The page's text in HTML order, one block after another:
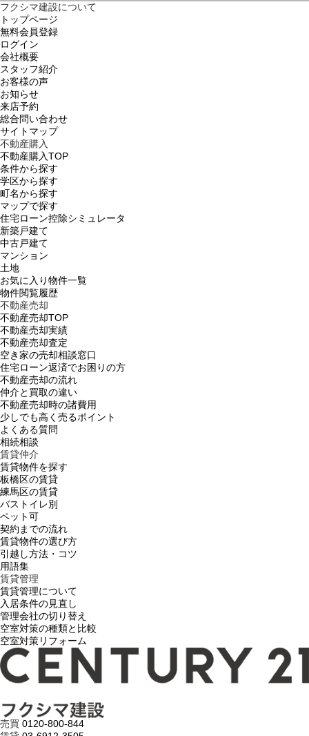
フクシマ建設について
トップページ
無料会員登録
ログイン
会社概要
スタッフ紹介
お客様の声
お知らせ
来店予約
総合問い合わせ
サイトマップ
不動産購入
不動産購入TOP
条件から探す
学区から探す
町名から探す
マップで探す
住宅ローン控除シミュレータ
新築戸建て
中古戸建て
マンション
土地
お気に入り物件一覧
物件閲覧履歴
不動産売却
不動産売却TOP
不動産売却実績
不動産売却査定
空き家の売却相談窓口
住宅ローン返済でお困りの方
不動産売却の流れ
仲介と買取の違い
不動産売却時の諸費用
少しでも高く売るポイント
よくある質問
相続相談
賃貸仲介
賃貸物件を探す
板橋区の賃貸
練馬区の賃貸
バストイレ別
ペット可
契約までの流れ
賃貸物件の選び方
引越し方法・コツ
用語集
賃貸管理
賃貸管理について
入居条件の見直し
管理会社の切り替え
空室対策の種類と比較
空室対策リフォーム
売買 0120-800-844